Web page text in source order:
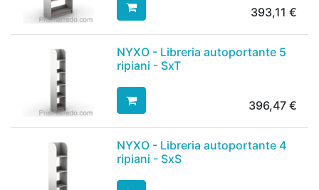
393,11 €
NYXO - Libreria autoportante 5
ripiani - SxT
396,47 €
NYXO - Libreria autoportante 4
ripiani - SxS